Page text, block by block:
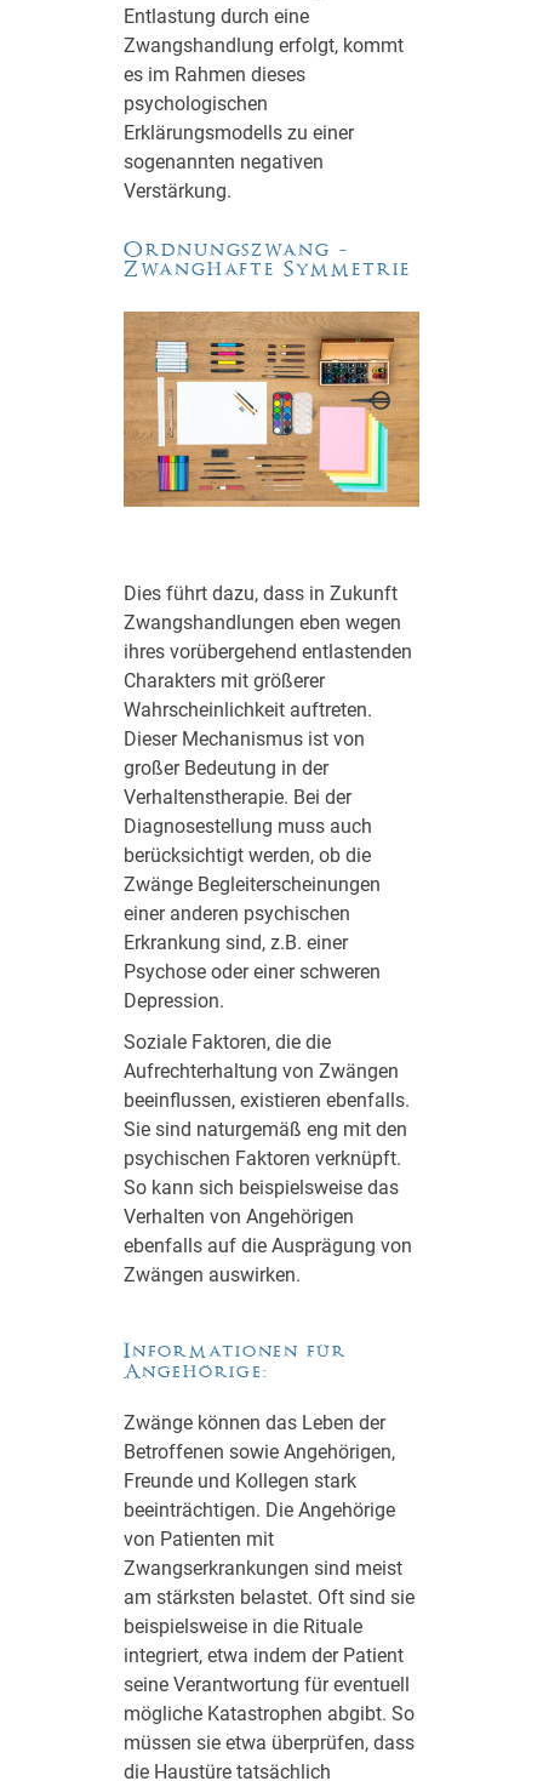
Entlastung durch eine
Zwangshandlung erfolgt, kommt
es im Rahmen dieses
psychologischen
Erklärungsmodells zu einer
sogenannten negativen
Verstärkung.
Ordnungszwang -
Zwanghafte Symmetrie
Dies führt dazu, dass in Zukunft
Zwangshandlungen eben wegen
ihres vorübergehend entlastenden
Charakters mit größerer
Wahrscheinlichkeit auftreten.
Dieser Mechanismus ist von
großer Bedeutung in der
Verhaltenstherapie. Bei der
Diagnosestellung muss auch
berücksichtigt werden, ob die
Zwänge Begleiterscheinungen
einer anderen psychischen
Erkrankung sind, z.B. einer
Psychose oder einer schweren
Depression.
Soziale Faktoren, die die
Aufrechterhaltung von Zwängen
beeinflussen, existieren ebenfalls.
Sie sind naturgemäß eng mit den
psychischen Faktoren verknüpft.
So kann sich beispielsweise das
Verhalten von Angehörigen
ebenfalls auf die Ausprägung von
Zwängen auswirken.
Informationen für
Angehörige:
Zwänge können das Leben der
Betroffenen sowie Angehörigen,
Freunde und Kollegen stark
beeinträchtigen. Die Angehörige
von Patienten mit
Zwangserkrankungen sind meist
am stärksten belastet. Oft sind sie
beispielsweise in die Rituale
integriert, etwa indem der Patient
seine Verantwortung für eventuell
mögliche Katastrophen abgibt. So
müssen sie etwa überprüfen, dass
die Haustüre tatsächlich